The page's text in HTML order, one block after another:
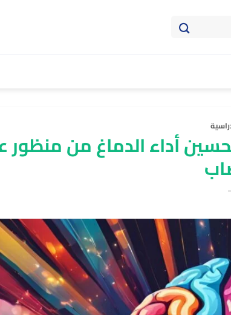
أداء الدماغ من منظور